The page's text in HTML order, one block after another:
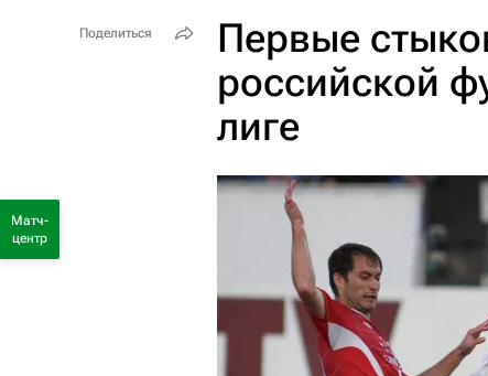
Первые
российской
лиге
Поделиться
Матч-
центр